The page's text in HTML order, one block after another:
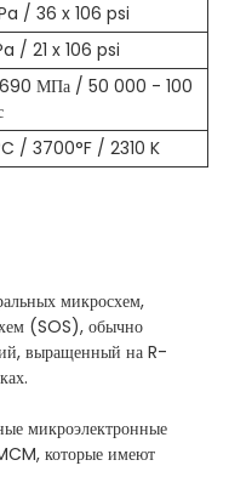
/ 36 x 106 psi
/ 21 x 106 psi
МПа / 50 000 - 100
/ 3700°F / 2310 K
микросхем,
(SOS), обычно
выращенный на R-
микроэлектронные
которые имеют